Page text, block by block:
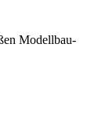
Modellbau-